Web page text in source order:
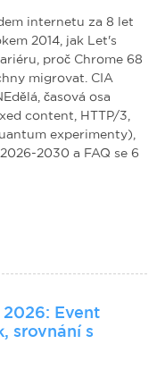
internetu za 8 let
2014, jak Let's
proč Chrome 68
migrovat. CIA
časová osa
content, HTTP/3,
experimenty),
2030 a FAQ se 6
2026: Event
srovnání s